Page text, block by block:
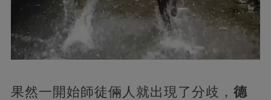
果然一開始師徒倆人就出現了分歧， 德